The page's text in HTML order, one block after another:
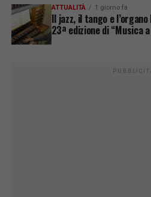
ATTUALITÀ 1 giorno fa
Il jazz, il tango e
23ª edizione di “Musica a